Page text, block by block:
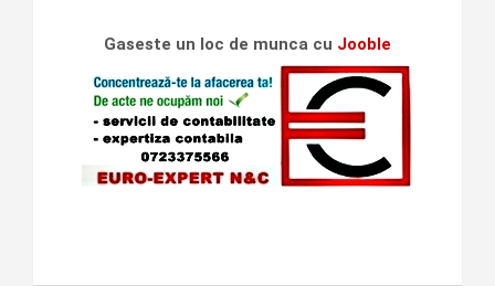
Gaseste un loc de munca cu Jooble